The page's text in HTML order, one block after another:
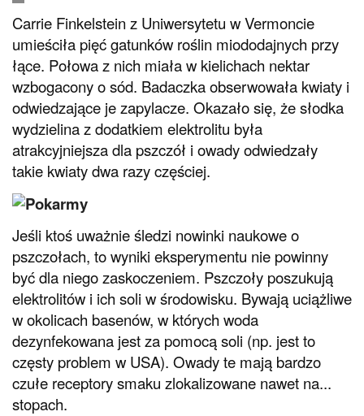
Carrie Finkelstein z Uniwersytetu w Vermoncie
umieściła pięć gatunków roślin miododajnych przy
łące. Połowa z nich miała w kielichach nektar
wzbogacony o sód. Badaczka obserwowała kwiaty i
odwiedzające je zapylacze. Okazało się, że słodka
wydzielina z dodatkiem elektrolitu była
atrakcyjniejsza dla pszczół i owady odwiedzały
takie kwiaty dwa razy częściej.
Jeśli ktoś uważnie śledzi nowinki naukowe o
pszczołach, to wyniki eksperymentu nie powinny
być dla niego zaskoczeniem. Pszczoły poszukują
elektrolitów i ich soli w środowisku. Bywają uciążliwe
w okolicach basenów, w których woda
dezynfekowana jest za pomocą soli (np. jest to
częsty problem w USA). Owady te mają bardzo
czułe receptory smaku zlokalizowane nawet na...
stopach.